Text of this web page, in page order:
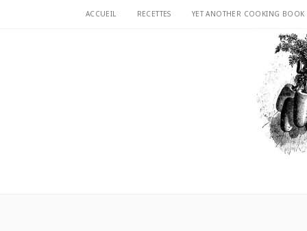
ACCUEIL RECETTES YET ANOTHER COOKING BOOK